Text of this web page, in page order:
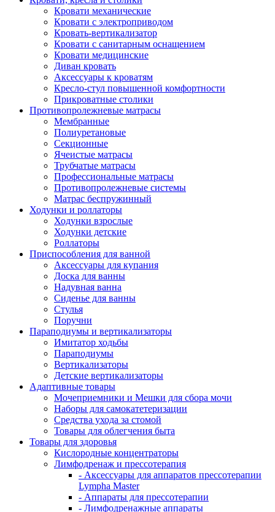
Кровати механические
Кровати с электроприводом
Кровать-вертикализатор
Кровати с санитарным оснащением
Кровати медицинские
Диван кровать
Аксессуары к кроватям
Кресло-стул повышенной комфортности
Прикроватные столики
Противопролежневые матрасы
Мембранные
Полиуретановые
Секционные
Ячеистые матрасы
Трубчатые матрасы
Профессиональные матрасы
Противопролежневые системы
Матрас беспружинный
Ходунки и роллаторы
Ходунки взрослые
Ходунки детские
Роллаторы
Приспособления для ванной
Аксессуары для купания
Доска для ванны
Надувная ванна
Сиденье для ванны
Стулья
Поручни
Параподиумы и вертикализаторы
Имитатор ходьбы
Параподиумы
Вертикализаторы
Детские вертикализаторы
Адаптивные товары
Мочеприемники и Мешки для сбора мочи
Наборы для самокатетеризации
Средства ухода за стомой
Товары для облегчения быта
Товары для здоровья
Кислородные концентраторы
Лимфодренаж и прессотерапия
- Аксессуары для аппаратов прессотерапии
Lympha Master
- Аппараты для прессотерапии
- Лимфодренажные аппараты